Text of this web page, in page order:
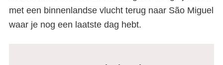
met een binnenlandse vlucht terug naar São Miguel
waar je nog een laatste dag hebt.